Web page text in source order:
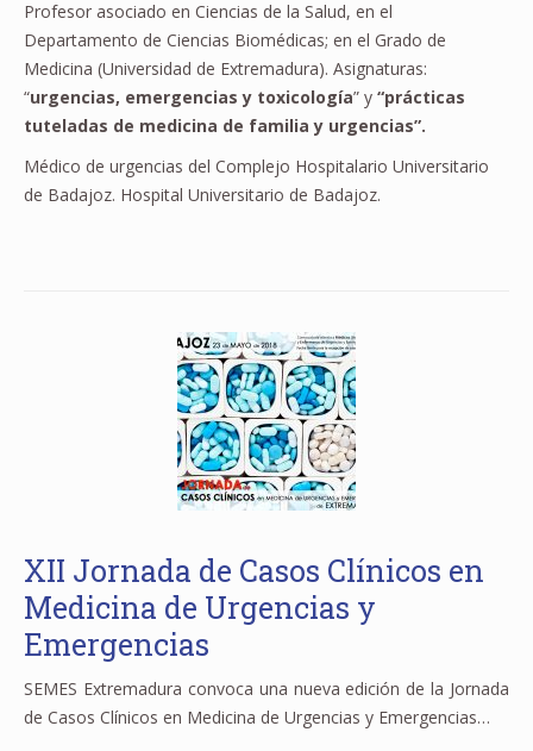
Profesor asociado en Ciencias de la Salud, en el
Departamento de Ciencias Biomédicas; en el Grado de
Medicina (Universidad de Extremadura). Asignaturas:
“urgencias, emergencias y toxicología” y “prácticas
tuteladas de medicina de familia y urgencias”.
Médico de urgencias del Complejo Hospitalario Universitario
de Badajoz. Hospital Universitario de Badajoz.
XII Jornada de Casos Clínicos en
Medicina de Urgencias y
Emergencias
SEMES Extremadura convoca una nueva edición de la Jornada
de Casos Clínicos en Medicina de Urgencias y Emergencias…